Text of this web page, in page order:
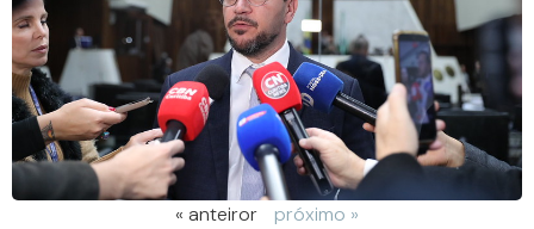
« anteiror próximo »